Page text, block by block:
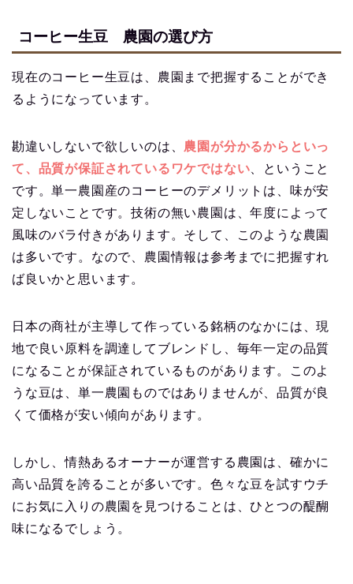
コーヒー生豆 農園の選び方
現在のコーヒー生豆は、農園まで把握することができ
るようになっています。
勘違いしないで欲しいのは、 農園が分かるからといっ
て、品質が保証されているワケではない 、ということ
です。単一農園産のコーヒーのデメリットは、味が安
定しないことです。技術の無い農園は、年度によって
風味のバラ付きがあります。そして、このような農園
は多いです。なので、農園情報は参考までに把握すれ
ば良いかと思います。
日本の商社が主導して作っている銘柄のなかには、現
地で良い原料を調達してブレンドし、毎年一定の品質
になることが保証されているものがあります。このよ
うな豆は、単一農園ものではありませんが、品質が良
くて価格が安い傾向があります。
しかし、情熱あるオーナーが運営する農園は、確かに
高い品質を誇ることが多いです。色々な豆を試すウチ
にお気に入りの農園を見つけることは、ひとつの醍醐
味になるでしょう。